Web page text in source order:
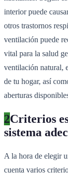
interior puede
otros trastornos
ventilación puede
vital para la salud
ventilación natural,
de tu hogar, así
aberturas
2Criterios
sistema
A la hora de elegir
cuenta varios